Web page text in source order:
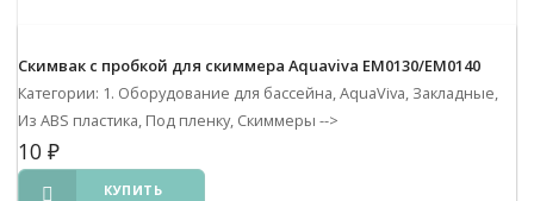
Скимвак с пробкой для скиммера Aquaviva EM0130/EM0140
Категории: 1. Оборудование для бассейна, AquaViva, Закладные,
Из ABS пластика, Под пленку, Скиммеры -->
10 ₽
КУПИТЬ